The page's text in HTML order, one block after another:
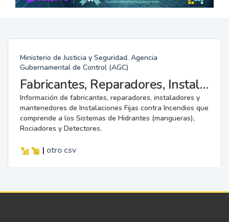
Ministerio de Justicia y Seguridad. Agencia
Gubernamental de Control (AGC)
Fabricantes, Reparadores, Instaladores y Mantenedores de Instalaciones Fijas contra Incendios.
Información de fabricantes, reparadores, instaladores y
mantenedores de Instalaciones Fijas contra Incendios que
comprende a los Sistemas de Hidrantes (mangueras),
Rociadores y Detectores.
| otro csv